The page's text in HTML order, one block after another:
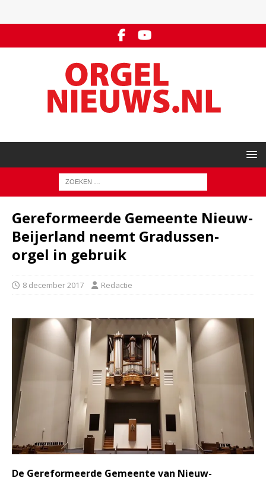
Gereformeerde Gemeente Nieuw-
Beijerland neemt Gradussen-
orgel in gebruik
8 december 2017 Redactie
De Gereformeerde Gemeente van Nieuw-